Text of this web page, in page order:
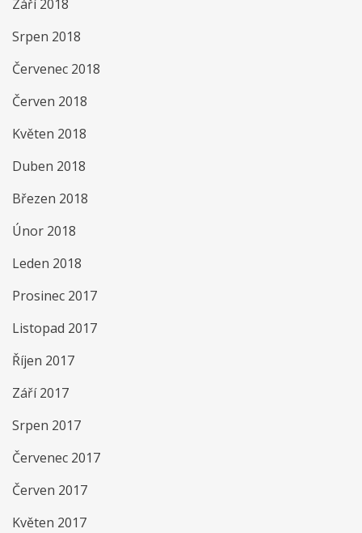
Září 2018
Srpen 2018
Červenec 2018
Červen 2018
Květen 2018
Duben 2018
Březen 2018
Únor 2018
Leden 2018
Prosinec 2017
Listopad 2017
Říjen 2017
Září 2017
Srpen 2017
Červenec 2017
Červen 2017
Květen 2017